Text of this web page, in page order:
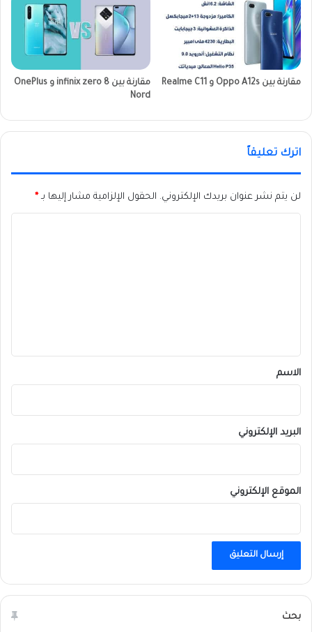
مقارنة بين Oppo A12s و Realme C11
مقارنة بين infinix zero 8 و OnePlus
Nord
اترك تعليقاً
لن يتم نشر عنوان بريدك الإلكتروني. الحقول الإلزامية مشار إليها بـ*
*
الاسم
البريد الإلكتروني
الموقع الإلكتروني
بحث